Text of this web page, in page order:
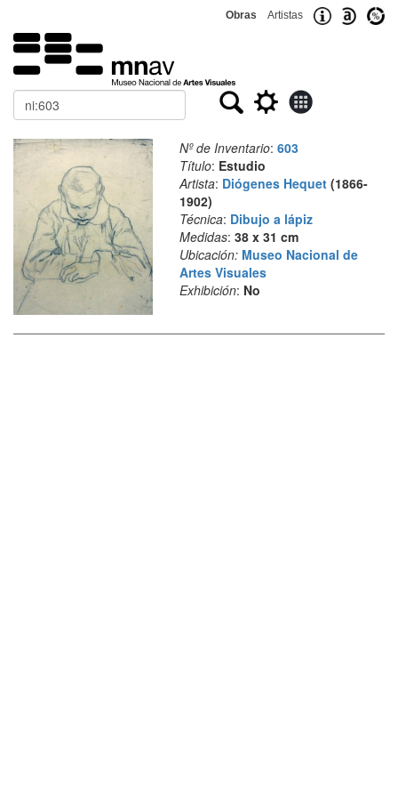
Obras Artistas
Buscar
Nº de Inventario: 603
Título: Estudio
Artista: Diógenes Hequet(1866-
1902)
Técnica: Dibujo a lápiz
Medidas: 38 x 31 cm
Ubicación: Museo Nacional de
Artes Visuales
Exhibición: No